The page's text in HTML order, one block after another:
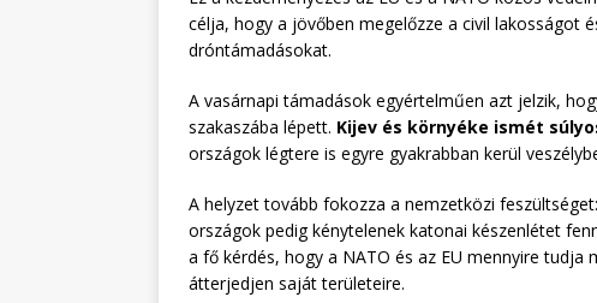
célja, hogy a jövőben megelőzze a civil lakosságot
dróntámadásokat.
A vasárnapi támadások egyértelműen azt jelzik,
szakaszába lépett. Kijev és környéke ismét
országok légtere is egyre gyakrabban kerül
A helyzet tovább fokozza a nemzetközi
országok pedig kénytelenek katonai készenlétet
a fő kérdés, hogy a NATO és az EU mennyire tudja
átterjedjen saját területeire.